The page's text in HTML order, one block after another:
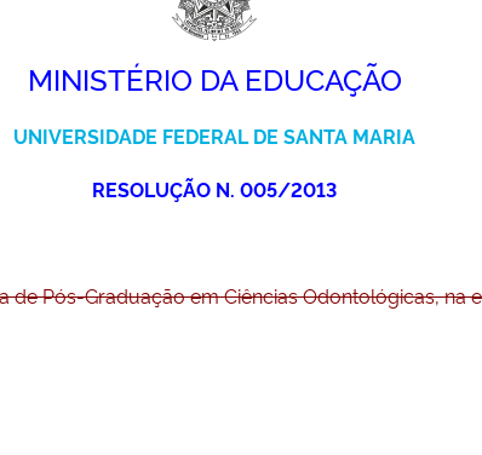
MINISTÉRIO DA EDUCAÇÃO
UNIVERSIDADE FEDERAL DE SANTA MARIA
RESOLUÇÃO N. 005/2013
Pós-Graduação em Ciências Odontológicas, na